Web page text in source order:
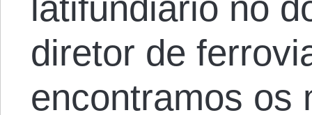
diretor de
encontramos os